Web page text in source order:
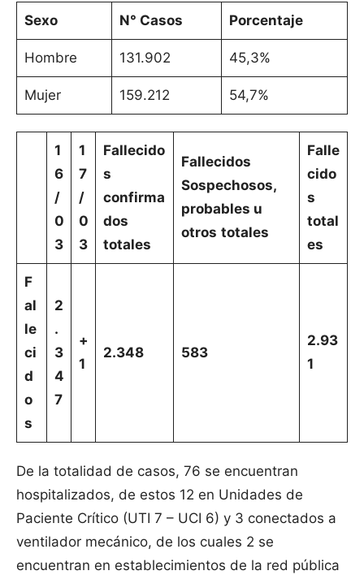
Sexo N° Casos Porcentaje
Hombre 131.902 45,3%
Mujer 159.212 54,7%
1
6
/
0
3
1
7
/
0
3
Fallecido
s
confirma
dos
totales
Fallecidos
Sospechosos,
probables u
otros totales
Falle
cido
s
total
es
F
al
le
ci
d
o
s
2
.
3
4
7
+
1
2.348 583
2.93
1
De la totalidad de casos, 76 se encuentran
hospitalizados, de estos 12 en Unidades de
Paciente Crítico (UTI 7 – UCI 6) y 3 conectados a
ventilador mecánico, de los cuales 2 se
encuentran en establecimientos de la red pública